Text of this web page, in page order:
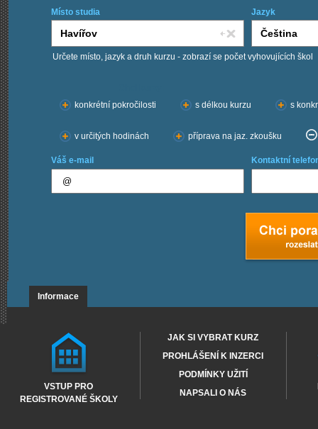
Místo studia Jazyk
Určete místo, jazyk a druh kurzu - zobrazí se počet vyhovujících škol
konkrétní pokročilosti
s délkou kurzu s
v určitých hodinách příprava na jaz. zkoušku
Váš e-mail Kontaktní
Informace
VSTUP PRO
REGISTROVANÉ ŠKOLY
JAK SI VYBRAT KURZ
PROHLÁŠENÍ K INZERCI
PODMÍNKY UŽITÍ
NAPSALI O NÁS